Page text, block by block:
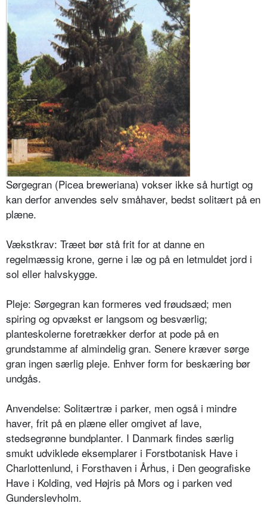
Sørgegran (Picea breweriana) vokser ikke så hurtigt og
kan derfor anvendes selv småhaver, bedst solitært på en
plæne.
Vækstkrav: Træet bør stå frit for at danne en
regelmæssig krone, gerne i læ og på en letmuldet jord i
sol eller halvskygge.
Pleje: Sørgegran kan formeres ved frøudsæd; men
spiring og opvækst er langsom og besværlig;
planteskolerne foretrækker derfor at pode på en
grundstamme af almindelig gran. Se­nere kræver sørge
gran ingen særlig pleje. Enhver form for beskæring bør
undgås.
Anvendelse: Solitærtræ i parker, men også i mindre
haver, frit på en plæne eller omgivet af lave,
stedsegrønne bundplanter. I Danmark findes særlig
smukt udviklede eksemplarer i Forst­botanisk Have i
Charlottenlund, i Forsthaven i Århus, i Den geografiske
Have i Kolding, ved Højris på Mors og i parken ved
Gunderslevholm.